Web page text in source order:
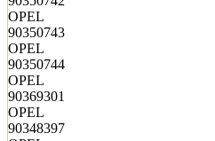
OPEL
90350743
OPEL
90350744
OPEL
90369301
OPEL
90348397